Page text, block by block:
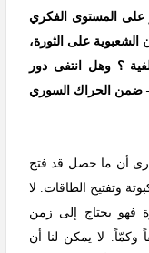
على المستوى الفكري
الشعبوية على الثورة،
؟ وهل انتفى دور
الحراك السوري
أن ما حصل قد فتح
وتفتيح الطاقات. لا
فهو يحتاج إلى زمن
وكمّاً. لا يمكن لنا أن